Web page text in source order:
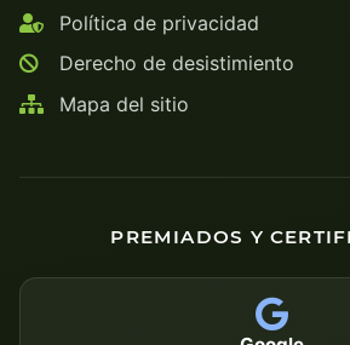
Política de privacidad
Derecho de desistimiento
Mapa del sitio
PREMIADOS Y